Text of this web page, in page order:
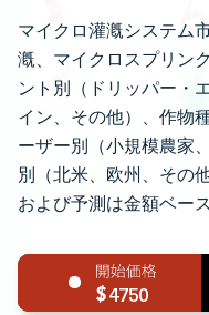
マイクロ灌漑システム
漑、マイクロスプリン
ント別（ドリッパー・
イン、その他）、作物
ーザー別（小規模農家
別（北米、欧州、その
および予測は金額ベー
4750